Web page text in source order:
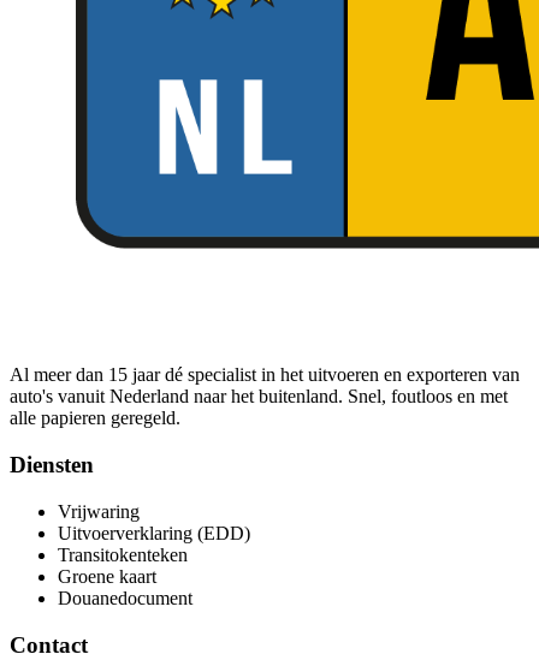
Al meer dan 15 jaar dé specialist in het uitvoeren en exporteren van
auto's vanuit Nederland naar het buitenland. Snel, foutloos en met
alle papieren geregeld.
Diensten
Vrijwaring
Uitvoerverklaring (EDD)
Transitokenteken
Groene kaart
Douanedocument
Contact